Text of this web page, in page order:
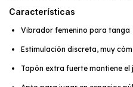
Características
Vibrador femenino para tanga
Estimulación discreta, muy
Tapón extra fuerte mantiene el